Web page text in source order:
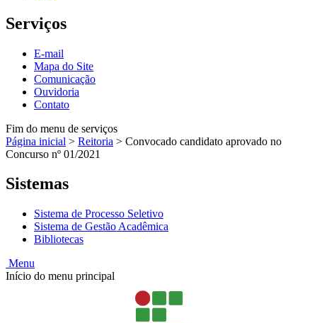
Serviços
E-mail
Mapa do Site
Comunicação
Ouvidoria
Contato
Fim do menu de serviços
Página inicial > Reitoria > Convocado candidato aprovado no
Concurso nº 01/2021
Sistemas
Sistema de Processo Seletivo
Sistema de Gestão Acadêmica
Bibliotecas
Menu
Início do menu principal